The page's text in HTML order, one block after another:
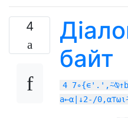
4
байт
4
a←⍺|↓2-/